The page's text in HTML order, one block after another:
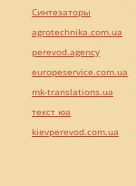
Синтезаторы
agrotechnika.com.ua
perevod.agency
europeservice.com.ua
mk-translations.ua
текст юа
kievperevod.com.ua